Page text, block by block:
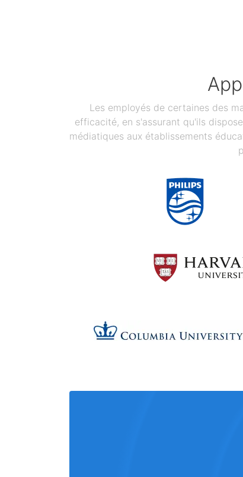
Les employés de certaines des
efficacité, en s'assurant qu'ils
médiatiques aux établissements